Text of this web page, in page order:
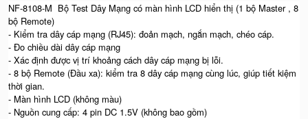
NF-8108-M Bộ Test Dây Mạng có màn hình LCD hiển thị (1 bộ Master , 8
bộ Remote)
- Kiểm tra dây cáp mạng (RJ45): đoản mạch, ngắn mạch, chéo cáp.
- Đo chiều dài dây cáp mạng
- Xác định được vị trí khoảng cách dây cáp mạng bị lỗi.
- 8 bộ Remote (Đầu xa): kiểm tra 8 dây cáp mạng cùng lúc, giúp tiết kiệm
thời gian.
- Màn hình LCD (không màu)
- Nguồn cung cấp: 4 pin DC 1.5V (không bao gồm)